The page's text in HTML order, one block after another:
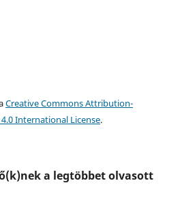
Creative Commons Attribution-
International License.
a legtöbbet olvasott